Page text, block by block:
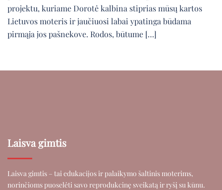
projektu, kuriame Dorotė kalbina stiprias mūsų kartos
Lietuvos moteris ir jaučiuosi labai ypatinga būdama
pirmąja jos pašnekove. Rodos, būtume […]
Laisva gimtis
Laisva gimtis – tai edukacijos ir palaikymo šaltinis moterims,
norinčioms puoselėti savo reprodukcinę sveikatą ir ryšį su kūnu.